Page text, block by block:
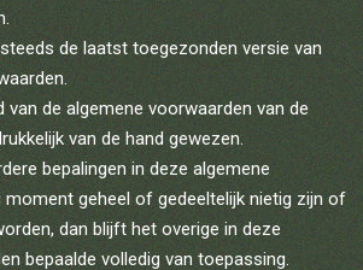
de laatst toegezonden versie van
van de algemene voorwaarden van de
van de hand gewezen.
bepalingen in deze algemene
moment geheel of gedeeltelijk nietig zijn of
dan blijft het overige in deze
bepaalde volledig van toepassing.